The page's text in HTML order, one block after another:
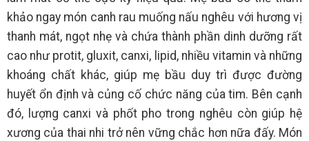
khảo ngay món canh rau muống nấu nghêu với hương vị
thanh mát, ngọt nhẹ và chứa thành phần dinh dưỡng rất
cao như protit, gluxit, canxi, lipid, nhiều vitamin và những
khoáng chất khác, giúp mẹ bầu duy trì được đường
huyết ổn định và củng cố chức năng của tim. Bên cạnh
đó, lượng canxi và phốt pho trong nghêu còn giúp hệ
xương của thai nhi trở nên vững chắc hơn nữa đấy. Món